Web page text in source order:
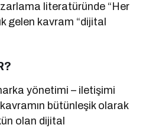
literatüründe “Her
gelen kavram “dijital
yönetimi – iletişimi
bütünleşik olarak
olan dijital